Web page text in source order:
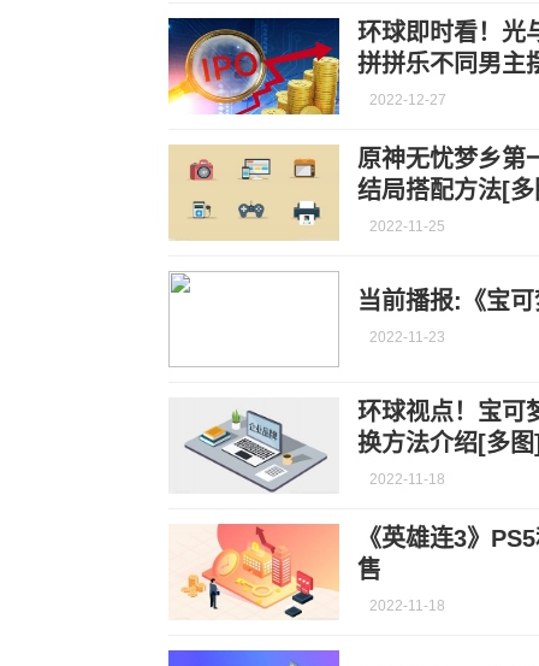
环球即时看！光
拼拼乐不同男主
2022-12-27
原神无忧梦乡第
结局搭配方法[
2022-11-25
当前播报:《宝
2022-11-23
环球视点！宝可
换方法介绍[多
2022-11-18
《英雄连3》
售
2022-11-18